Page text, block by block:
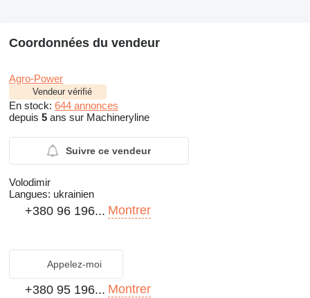
Coordonnées du vendeur
Agro-Power
Vendeur vérifié
En stock: 644 annonces
depuis 5 ans sur Machineryline
Suivre ce vendeur
Volodimir
Langues: ukrainien
+380 96 196... Montrer
Appelez-moi
+380 95 196... Montrer